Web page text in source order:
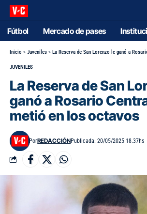
Fútbol Mercado de pases
Inicio » Juveniles » La Reserva de San Lorenzo le ganó a Rosario
JUVENILES
La Reserva de San
ganó a Rosario
metió en los octavos
PorREDACCIÓNPublicada: 20/05/2025 18.37hs